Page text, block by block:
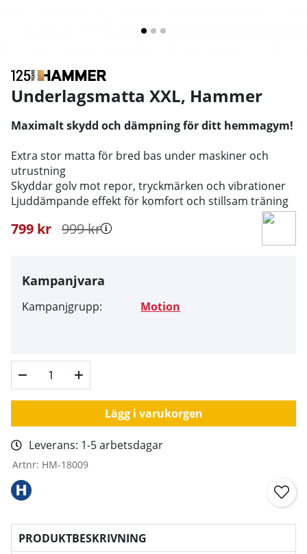
Underlagsmatta XXL, Hammer
Maximalt skydd och dämpning för ditt hemmagym!
Extra stor matta för bred bas under maskiner och
utrustning
Skyddar golv mot repor, tryckmärken och vibrationer
Ljuddämpande effekt för komfort och stillsam träning
999kr
799 kr
Kampanjvara
Kampanjgrupp: Motion
Lägg i varukorgen
Leverans: 1-5 arbetsdagar
Artnr: HM-18009
PRODUKTBESKRIVNING